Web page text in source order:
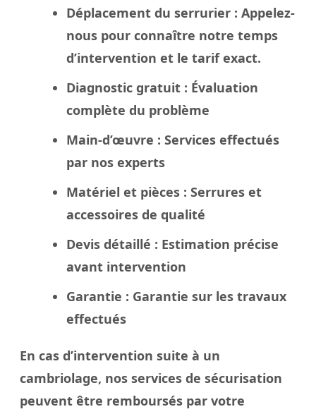
Déplacement du serrurier : Appelez-
nous pour connaître notre temps
d’intervention et le tarif exact.
Diagnostic gratuit : Évaluation
complète du problème
Main-d’œuvre : Services effectués
par nos experts
Matériel et pièces : Serrures et
accessoires de qualité
Devis détaillé : Estimation précise
avant intervention
Garantie : Garantie sur les travaux
effectués
En cas d’intervention suite à un
cambriolage, nos services de sécurisation
peuvent être remboursés par votre